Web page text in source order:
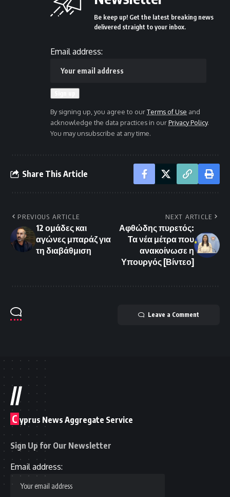
Be keep up! Get the latest breaking news
delivered straight to your inbox.
Email address:
By signing up, you agree to ourTerms of Use and
acknowledge the data practices in ourPrivacy Policy.
You may unsubscribe at any time.
Share This Article
PREVIOUS ARTICLE
12 ομάδες και
αγώνες μπαράζ για
τη διαβάθμιση
NEXT ARTICLE
Αφθώδης πυρετός:
Τα νέα μέτρα που
ανακοίνωσε η
Υπουργός [Βίντεο]
Leave a Comment
//
C yprus News Aggregate Service
Sign Up for Our Newsletter
Email address: